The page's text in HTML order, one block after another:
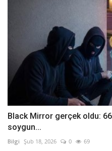
Black Mirror gerçek oldu:
soygun...
Bilgi Şub 18, 2026 0 69